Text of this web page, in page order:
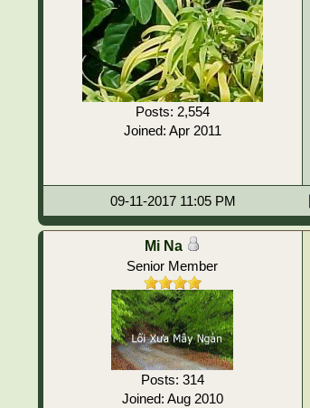
Posts: 2,554
Joined: Apr 2011
09-11-2017 11:05 PM
Mi Na
Senior Member
Posts: 314
Joined: Aug 2010